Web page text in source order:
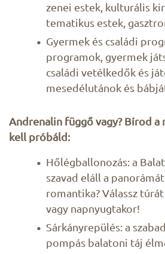
zenei estek, kulturális
tematikus estek,
Gyermek és családi
programok, gyermek
családi vetélkedők és
mesedélutánok és
Andrenalin függő vagy? Bírod a
kell próbáld:
Hőlégballonozás: a
szavad eláll a
romantika? Válassz
vagy napnyugtakor!
Sárkányrepülés: a
pompás balatoni táj